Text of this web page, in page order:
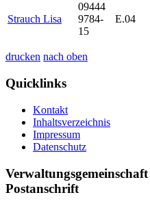
Strauch Lisa
09444
9784-
15
E.04
drucken nach oben
Quicklinks
Kontakt
Inhaltsverzeichnis
Impressum
Datenschutz
Postanschrift